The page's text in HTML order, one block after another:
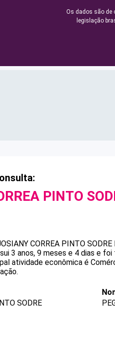
Os dados são de
legislação
PINTO
CORREA PINTO SODRE
3 anos, 9 meses e 4 dias e
atividade econômica é
SODRE